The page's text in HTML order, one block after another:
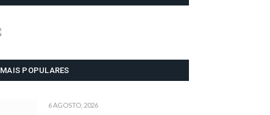
MAIS POPULARES
6 AGOSTO, 2026